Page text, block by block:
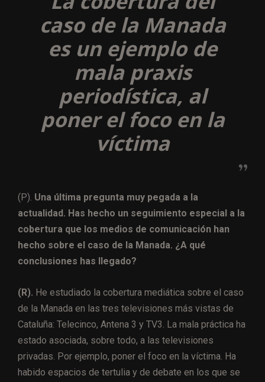
caso de la Manada
es un ejemplo de
mala praxis
periodística, al
poner el foco en la
víctima
(P). Una última pregunta muy pegada a la
actualidad. Has hecho un seguimiento especial a la
cobertura que los medios de comunicación han
hecho sobre el caso de la Manada. ¿A qué
conclusiones has llegado?
(R). He estudiado la cobertura mediática sobre el caso
de la Manada en las tres televisiones más vistas de
Cataluña: Telecinco, Antena 3 y TV3. La mala práctica ha
estado asociada, sobre todo, a las televisiones
privadas. Por ejemplo, poner el foco en la víctima. Ha
habido espacios de tertulia y de debate en los que se